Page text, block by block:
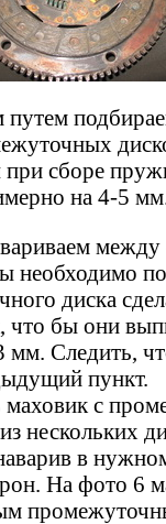
сборе
на 4-5
между
необходимо
диска
что бы они
мм. Следить,
пункт.
маховик с
нескольких
в
На фото 6